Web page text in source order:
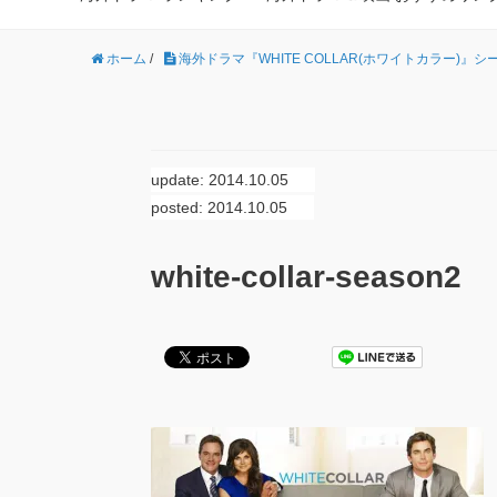
ホーム / 海外ドラマ『WHITE COLLAR(ホワイトカラー)』シ
update: 2014.10.05
posted: 2014.10.05
white-collar-season2